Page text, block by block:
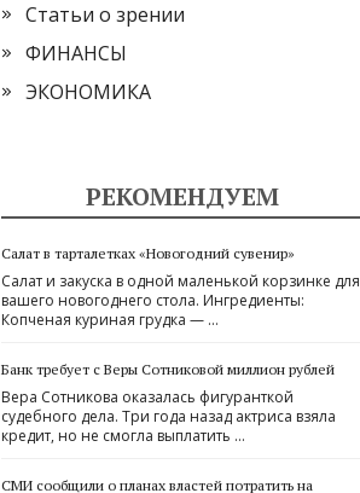
Статьи о зрении
ФИНАНСЫ
ЭКОНОМИКА
РЕКОМЕНДУЕМ
Салат в тарталетках «Новогодний сувенир»
Салат и закуска в одной маленькой корзинке для
вашего новогоднего стола. Ингредиенты:
Копченая куриная грудка — …
Банк требует с Веры Сотниковой миллион рублей
Вера Сотникова оказалась фигуранткой
судебного дела. Три года назад актриса взяла
кредит, но не смогла выплатить …
СМИ сообщили о планах властей потратить на